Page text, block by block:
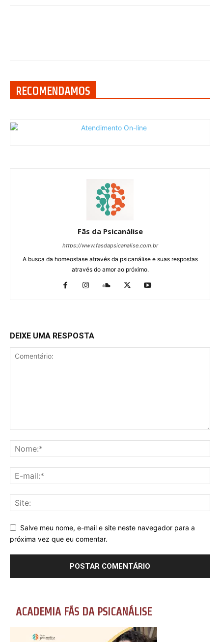
RECOMENDAMOS
Fãs da Psicanálise
https://www.fasdapsicanalise.com.br
A busca da homeostase através da psicanálise e suas respostas
através do amor ao próximo.
DEIXE UMA RESPOSTA
Salve meu nome, e-mail e site neste navegador para a
próxima vez que eu comentar.
ACADEMIA FÃS DA PSICANÁLISE